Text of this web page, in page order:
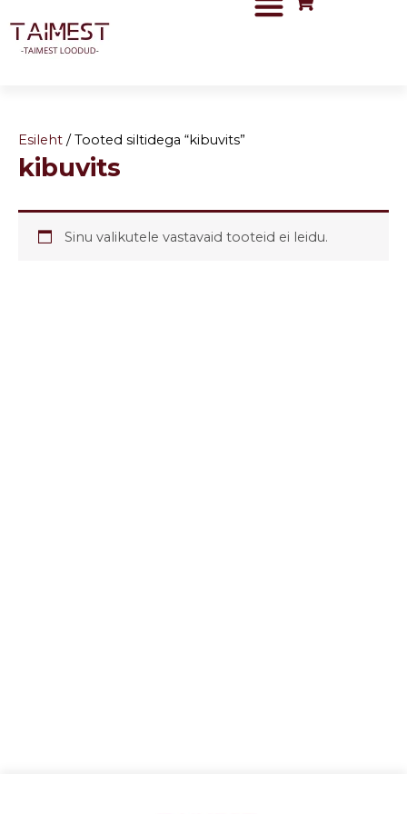
content
Esileht / Tooted siltidega “kibuvits”
kibuvits
Sinu valikutele vastavaid tooteid ei leidu.